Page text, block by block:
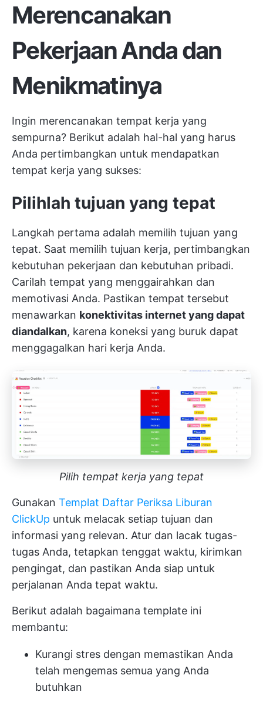
Merencanakan
Pekerjaan Anda dan
Menikmatinya
Ingin merencanakan tempat kerja yang
sempurna? Berikut adalah hal-hal yang harus
Anda pertimbangkan untuk mendapatkan
tempat kerja yang sukses:
Pilihlah tujuan yang tepat
Langkah pertama adalah memilih tujuan yang
tepat. Saat memilih tujuan kerja, pertimbangkan
kebutuhan pekerjaan dan kebutuhan pribadi.
Carilah tempat yang menggairahkan dan
memotivasi Anda. Pastikan tempat tersebut
menawarkan konektivitas internet yang dapat
diandalkan, karena koneksi yang buruk dapat
menggagalkan hari kerja Anda.
Pilih tempat kerja yang tepat
Gunakan Templat Daftar Periksa Liburan
ClickUp untuk melacak setiap tujuan dan
informasi yang relevan. Atur dan lacak tugas-
tugas Anda, tetapkan tenggat waktu, kirimkan
pengingat, dan pastikan Anda siap untuk
perjalanan Anda tepat waktu.
Berikut adalah bagaimana template ini
membantu:
Kurangi stres dengan memastikan Anda
telah mengemas semua yang Anda
butuhkan